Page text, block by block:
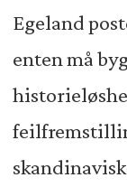
Egeland
enten må